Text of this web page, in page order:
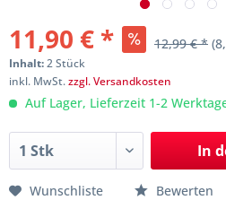
11,90 € * 12,99 € *
Inhalt:2 Stück
inkl. MwSt.zzgl. Versandkosten
Auf Lager, Lieferzeit 1-2
In
Wunschliste Bewerten